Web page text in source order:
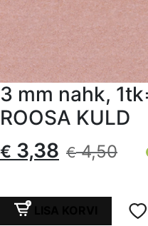
3 mm nahk,
ROOSA KULD
€4,50
Algne
oli:
€ 3,38
Current
is: